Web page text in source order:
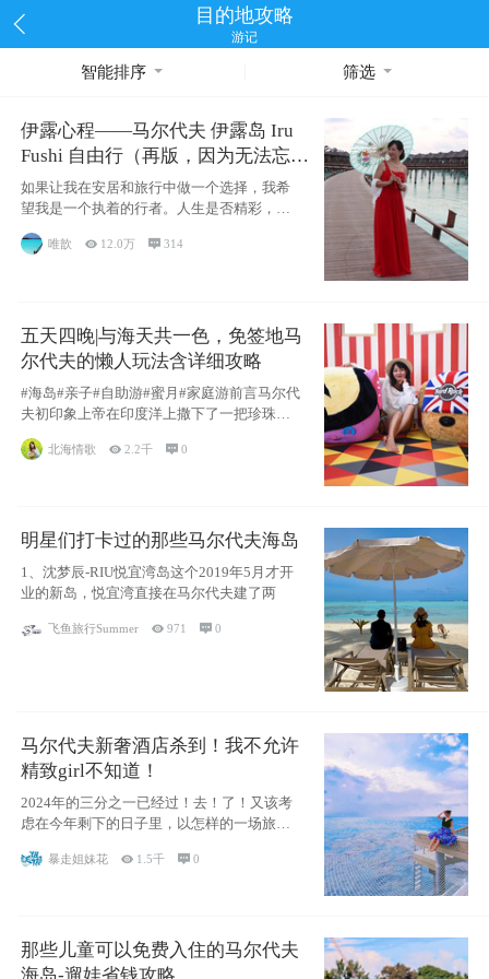
目的地攻略
游记
智能排序 筛选
伊露心程——马尔代夫 伊露岛 Iru
Fushi 自由行（再版，因为无法忘却
的留恋）
如果让我在安居和旅行中做一个选择，我希
望我是一个执着的行者。人生是否精彩，都
源于自己
唯歆  12.0万  314
五天四晚|与海天共一色，免签地马
尔代夫的懒人玩法含详细攻略
#海岛#亲子#自助游#蜜月#家庭游前言马尔代
夫初印象上帝在印度洋上撒下了一把珍珠，
北海情歌 2.2千 0
明星们打卡过的那些马尔代夫海岛
1、沈梦辰-RIU悦宜湾岛这个2019年5月才开
业的新岛，悦宜湾直接在马尔代夫建了两
飞鱼旅行Summer 971 0
马尔代夫新奢酒店杀到！我不允许
精致girl不知道！
2024年的三分之一已经过！去！了！又该考
虑在今年剩下的日子里，以怎样的一场旅行
暴走姐妹花  1.5千 0
那些儿童可以免费入住的马尔代夫